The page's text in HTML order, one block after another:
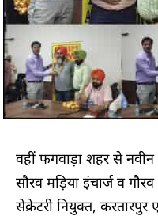
वहीं फगवाड़ा शहर से
सौरव मड़िया इंचार्ज व
सेक्रेटरी नियुक्त, करतारपुर